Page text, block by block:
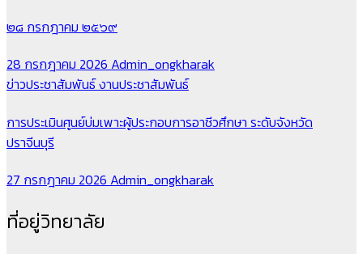
๒๘ กรกฎาคม ๒๕๖๙
28 กรกฎาคม 2026 Admin_ongkharak
ข่าวประชาสัมพันธ์งานประชาสัมพันธ์
การประเมินศูนย์บ่มเพาะผู้ประกอบการอาชีวศึกษา ระดับจังหวัด
ปราจีนบุรี
27 กรกฎาคม 2026 Admin_ongkharak
ที่อยู่วิทยาลัย